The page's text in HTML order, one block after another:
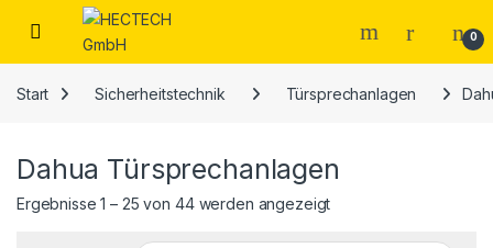
Open 0
Start Sicherheitstechnik Türsprechanlagen
Dahua Türsprechanlagen
Ergebnisse 1 – 25 von 44 werden angezeigt